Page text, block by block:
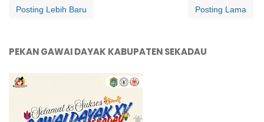
Posting Lebih Baru Posting Lama
PEKAN GAWAI DAYAK KABUPATEN SEKADAU